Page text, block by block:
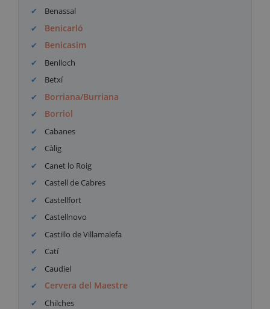
Benassal
Benicarló
Benicasim
Benlloch
Betxí
Borriana/Burriana
Borriol
Cabanes
Càlig
Canet lo Roig
Castell de Cabres
Castellfort
Castellnovo
Castillo de Villamalefa
Catí
Caudiel
Cervera del Maestre
Chilches